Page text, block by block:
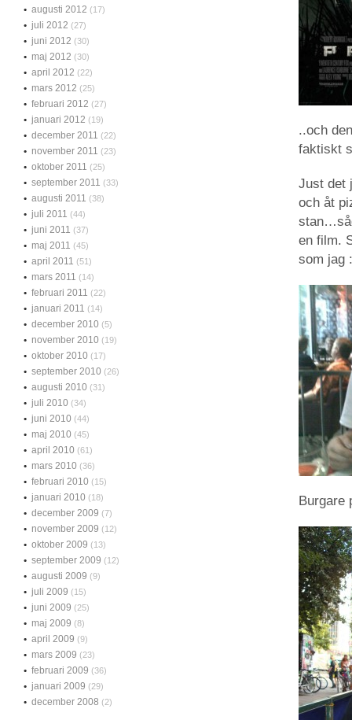
..och
faktiskt
Just det
och åt
en film.
som jag
Burgare
augusti 2012 (17)
juli 2012 (27)
juni 2012 (30)
maj 2012 (30)
april 2012 (22)
mars 2012 (25)
februari 2012 (27)
januari 2012 (19)
december 2011 (22)
november 2011 (23)
oktober 2011 (25)
september 2011 (33)
augusti 2011 (38)
juli 2011 (44)
juni 2011 (37)
maj 2011 (45)
april 2011 (51)
mars 2011 (14)
februari 2011 (22)
januari 2011 (14)
december 2010 (5)
november 2010 (19)
oktober 2010 (17)
september 2010 (26)
augusti 2010 (31)
juli 2010 (34)
juni 2010 (44)
maj 2010 (45)
april 2010 (61)
mars 2010 (36)
februari 2010 (15)
januari 2010 (18)
december 2009 (7)
november 2009 (12)
oktober 2009 (13)
september 2009 (12)
augusti 2009 (9)
juli 2009 (15)
juni 2009 (25)
maj 2009 (8)
april 2009 (9)
mars 2009 (23)
februari 2009 (36)
januari 2009 (29)
december 2008 (2)